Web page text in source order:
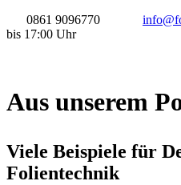
0861 9096770
bis 17:00 Uhr
Aus unserem
Viele Beispiele für
Folientechnik